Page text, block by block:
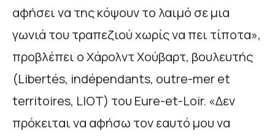
αφήσει να της κόψουν το λαιμό σε μια
γωνιά του τραπεζιού χωρίς να πει τίποτα»,
προβλέπει ο Χάρολντ Χούβαρτ, βουλευτής
(Libertés, indépendants, outre-mer et
territoires, LIOT) του Eure-et-Loir. «Δεν
πρόκειται να αφήσω τον εαυτό μου να